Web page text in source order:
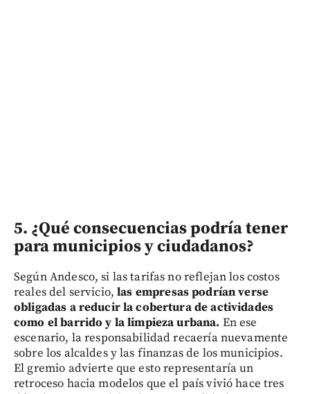
5. ¿Qué consecuencias podría tener
para municipios y ciudadanos?
Según Andesco, si las tarifas no reflejan los costos
reales del servicio,las empresas podrían verse
obligadas a reducir la cobertura de actividades
como el barrido y la limpieza urbana. En ese
escenario, la responsabilidad recaería nuevamente
sobre los alcaldes y las finanzas de los municipios.
El gremio advierte que esto representaría un
retroceso hacia modelos que el país vivió hace tres